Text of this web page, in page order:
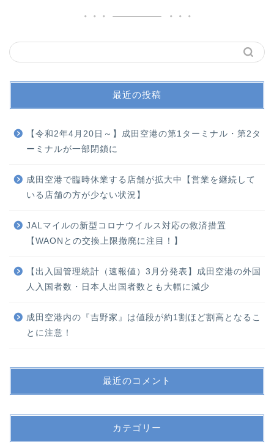
最近の投稿
【令和2年4月20日～】成田空港の第1ターミナル・第2タ
ーミナルが一部閉鎖に
成田空港で臨時休業する店舗が拡大中【営業を継続して
いる店舗の方が少ない状況】
JALマイルの新型コロナウイルス対応の救済措置
【WAONとの交換上限撤廃に注目！】
【出入国管理統計（速報値）3月分発表】成田空港の外国
人入国者数・日本人出国者数とも大幅に減少
成田空港内の『吉野家』は値段が約1割ほど割高となるこ
とに注意！
最近のコメント
カテゴリー